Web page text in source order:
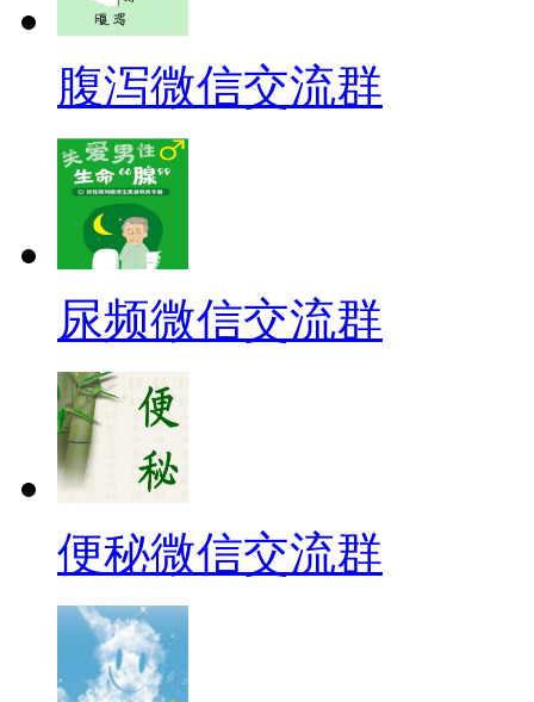
腹泻微信交流群
尿频微信交流群
便秘微信交流群